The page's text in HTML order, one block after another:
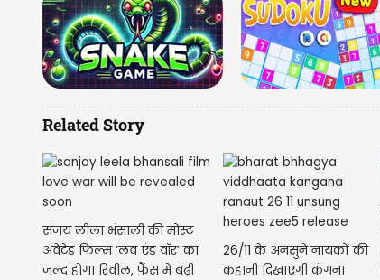
Related Story
संजय लीला भंसाली की मोस्ट
अवेटेड फिल्म ‘लव एंड वॉर’ का
जल्द होगा रिवील, फैंस में बढ़ी
26/11 के अनसुने नायकों की
कहानी दिखाएगी कंगना